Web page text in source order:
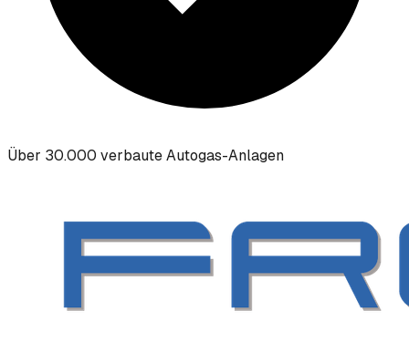
Über 30.000 verbaute Autogas-Anlagen